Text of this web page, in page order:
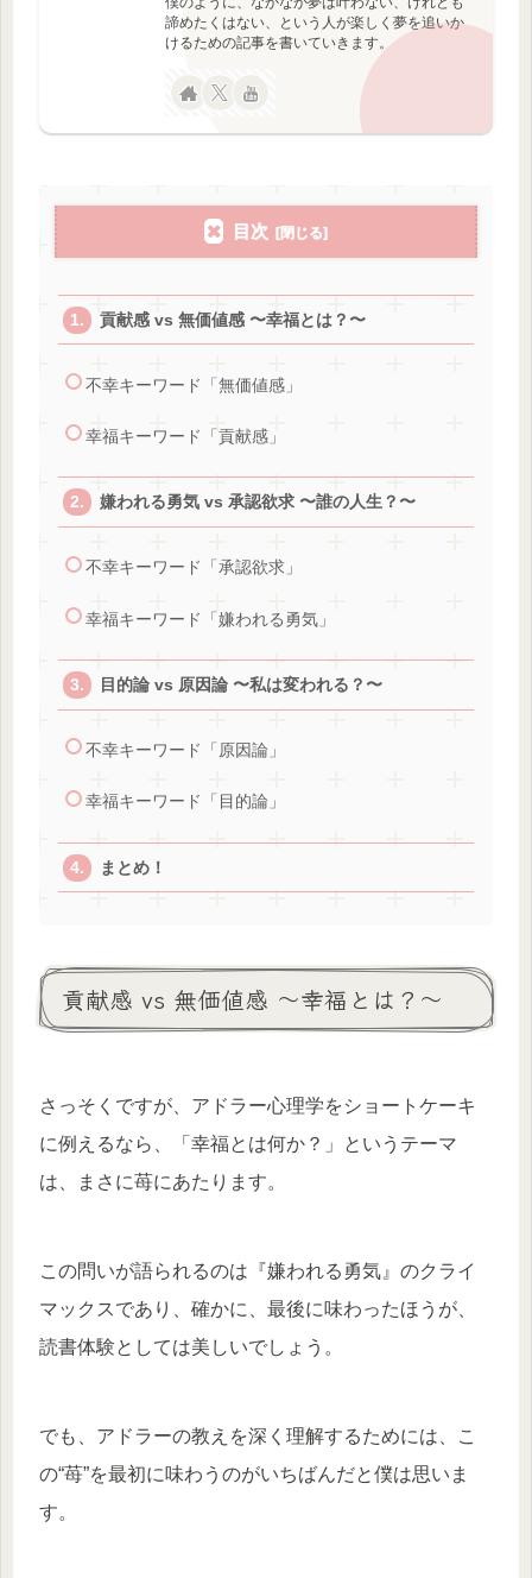
諦めたくはない、という人が楽しく夢を追いか
けるための記事を書いていきます。
目次
貢献感 vs 無価値感 〜幸福とは？〜
不幸キーワード「無価値感」
幸福キーワード「貢献感」
嫌われる勇気 vs 承認欲求 〜誰の人生？〜
不幸キーワード「承認欲求」
幸福キーワード「嫌われる勇気」
目的論 vs 原因論 〜私は変われる？〜
不幸キーワード「原因論」
幸福キーワード「目的論」
まとめ！
貢献感 vs 無価値感 〜幸福とは？〜
さっそくですが、アドラー心理学をショートケーキ
に例えるなら、「幸福とは何か？」というテーマ
は、まさに苺にあたります。
この問いが語られるのは『嫌われる勇気』のクライ
マックスであり、確かに、最後に味わったほうが、
読書体験としては美しいでしょう。
でも、アドラーの教えを深く理解するためには、こ
の“苺”を最初に味わうのがいちばんだと僕は思いま
す。